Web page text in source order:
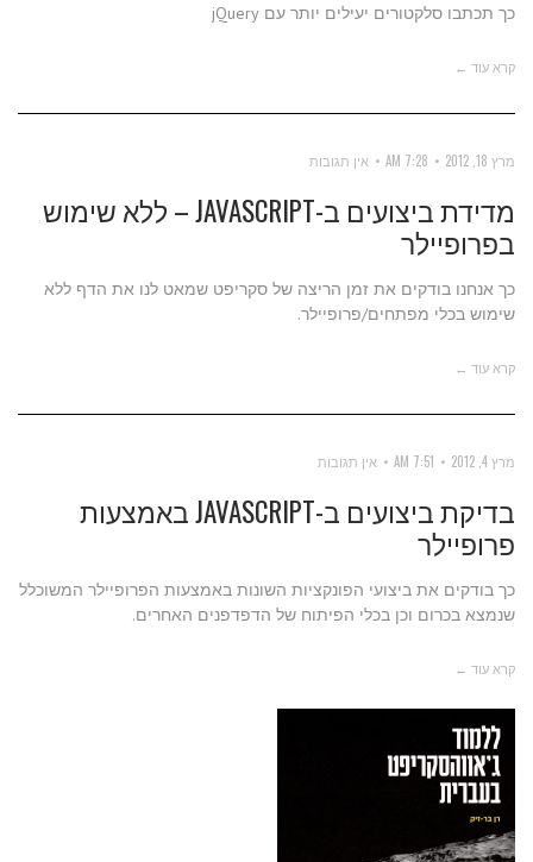
כך תכתבו סלקטורים יעילים יותר עם jQuery
קרא עוד ←
מרץ 18, 2012 7:28 AM אין תגובות
מדידת ביצועים ב-JAVASCRIPT – ללא שימוש
בפרופיילר
כך אנחנו בודקים את זמן הריצה של סקריפט שמאט לנו את הדף ללא
שימוש בכלי מפתחים/פרופיילר.
קרא עוד ←
מרץ 4, 2012 7:51 AM אין תגובות
בדיקת ביצועים ב-JAVASCRIPT באמצעות
פרופיילר
כך בודקים את ביצועי הפונקציות השונות באמצעות הפרופיילר המשוכלל
שנמצא בכרום וכן בכלי הפיתוח של הדפדפנים האחרים.
קרא עוד ←